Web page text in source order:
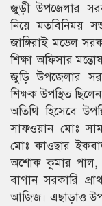
জুড়ী উপজেলার
নিয়ে মতবিনিময়
জাঙ্গিরাই মডেল
শিক্ষা অফিসার
জুড়ি উপজেলার
শিক্ষক উপস্থিত
অতিথি হিসেবে
সাফওয়ান মোঃ
মোঃ কাওছার
অশোক কুমার পাল,
বাগান সরকারি
আজিজ। এছাড়াও